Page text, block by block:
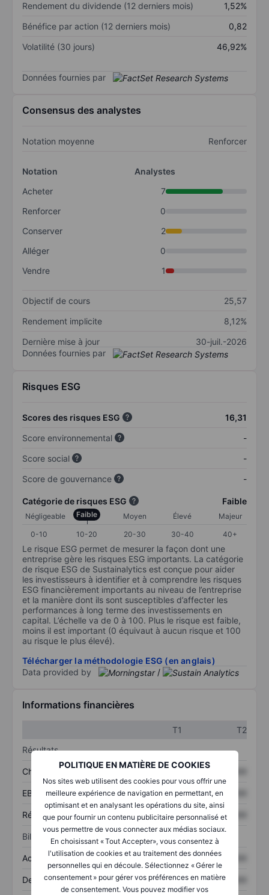
POLITIQUE EN MATIÈRE DE COOKIES
Nos sites web utilisent des cookies pour vous offrir une
meilleure expérience de navigation en permettant, en
optimisant et en analysant les opérations du site, ainsi
que pour fournir un contenu publicitaire personnalisé et
vous permettre de vous connecter aux médias sociaux.
En choisissant « Tout Accepter», vous consentez à
l'utilisation de cookies et au traitement des données
personnelles qui en découle. Sélectionnez « Gérer le
consentement » pour gérer vos préférences en matière
de consentement. Vous pouvez modifier vos
Rendement du dividende (12 derniers mois)
1,52%
Bénéfice par action (12 derniers mois)
0,82
Volatilité (30 jours)
46,92%
Données fournies par
Consensus des analystes
Notation moyenne Renforcer
Notation
Analystes
Acheter
7
Renforcer
0
Conserver
2
Alléger
0
Vendre
1
Objectif de cours
25,57
Rendement implicite
8,12%
Dernière mise à jour
30-juil.-2026
Données fournies par
Risques ESG
Scores des risques ESG
16,31
Score environnemental
-
Score social
-
Score de gouvernance
-
Catégorie de risques ESG Faible
Négligeable Faible Moyen Élevé
Majeur
0-10
10-20 20-30 30-40 40+
Le risque ESG permet de mesurer la façon dont une
entreprise gère les risques ESG importants. La catégorie
de risque ESG de Sustainalytics est conçue pour aider
les investisseurs à identifier et à comprendre les risques
ESG financièrement importants au niveau de l’entreprise
et la manière dont ils sont susceptibles d’affecter les
performances à long terme des investissements en
capital. L’échelle va de 0 à 100. Plus le risque est faible,
moins il est important (0 équivaut à aucun risque et 100
au risque le plus élevé).
Télécharger la méthodologie ESG (en anglais)
Data provided by
/
Informations financières
T1
T2
Résultats
Chiffre d’affaires XXXXXXX XXXXXXX
EBITDA XXXXXXX XXXXXXX
Résultat net XXXXXXX XXXXXXX
Bilan
Actifs totaux XXXXXXX XXXXXXX
Dette totale XXXXXXX XXXXXXX